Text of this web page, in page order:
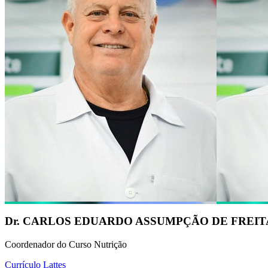
Dr. CARLOS EDUARDO ASSUMPÇÃO DE
Coordenador do Curso Nutrição
Currículo Lattes